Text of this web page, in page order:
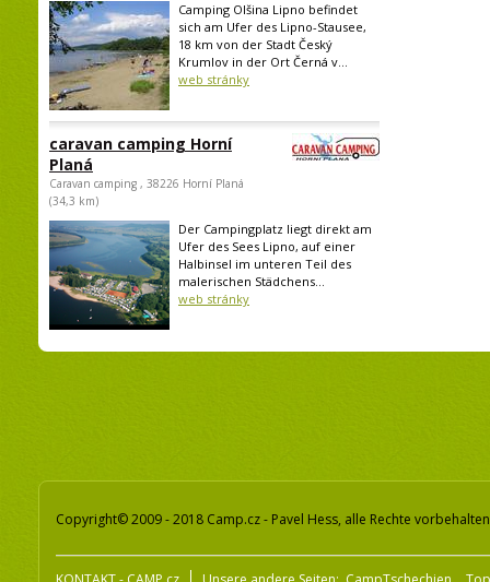
Camping Olšina Lipno befindet
sich am Ufer des Lipno-Stausee,
18 km von der Stadt Český
Krumlov in der Ort Černá v...
web stránky
caravan camping Horní
Planá
Caravan camping , 38226 Horní Planá
(34,3 km)
Der Campingplatz liegt direkt am
Ufer des Sees Lipno, auf einer
Halbinsel im unteren Teil des
malerischen Städchens...
web stránky
Copyright© 2009 - 2018 Camp.cz - Pavel Hess, alle Rechte vorbehalten